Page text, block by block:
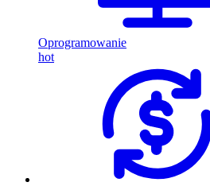
Oprogramowanie
hot